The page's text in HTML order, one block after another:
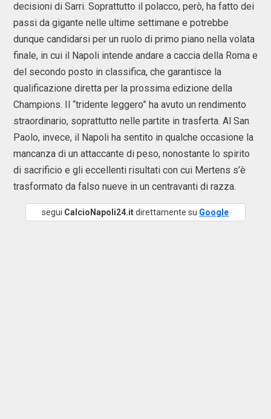
decisioni di Sarri. Soprattutto il polacco, però, ha fatto dei
passi da gigante nelle ultime settimane e potrebbe
dunque candidarsi per un ruolo di primo piano nella volata
finale, in cui il Napoli intende andare a caccia della Roma e
del secondo posto in classifica, che garantisce la
qualificazione diretta per la prossima edizione della
Champions. Il “tridente leggero” ha avuto un rendimento
straordinario, soprattutto nelle partite in trasferta. Al San
Paolo, invece, il Napoli ha sentito in qualche occasione la
mancanza di un attaccante di peso, nonostante lo spirito
di sacrificio e gli eccellenti risultati con cui Mertens s’è
trasformato da falso nueve in un centravanti di razza.
segui CalcioNapoli24.itdirettamente su Google